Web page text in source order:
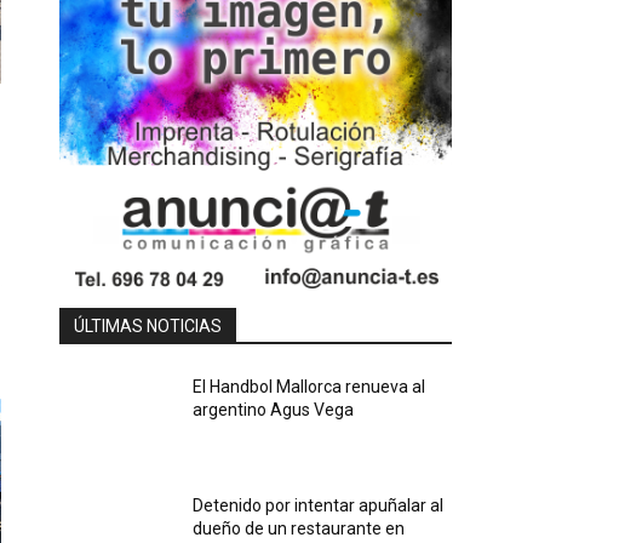
ÚLTIMAS NOTICIAS
El Handbol Mallorca renueva al
argentino Agus Vega
Detenido por intentar apuñalar al
dueño de un restaurante en